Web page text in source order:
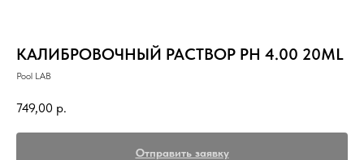
КАЛИБРОВОЧНЫЙ РАСТВОР PH 4.00 20ML
Pool LAB
749,00 р.
Отправить заявку